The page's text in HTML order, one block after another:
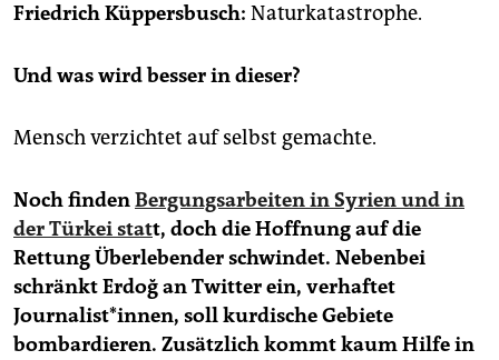
Friedrich Küppersbusch: Naturkatastrophe.
Und was wird besser in dieser?
Mensch verzichtet auf selbst gemachte.
Noch findenBergungsarbeiten in Syrien und in
der Türkei statt, doch die Hoffnung auf die
Rettung Überlebender schwindet. Nebenbei
schränkt Erdoğan Twitter ein, verhaftet
Journalist*innen, soll kurdische Gebiete
bombardieren. Zusätzlich kommt kaum Hilfe in